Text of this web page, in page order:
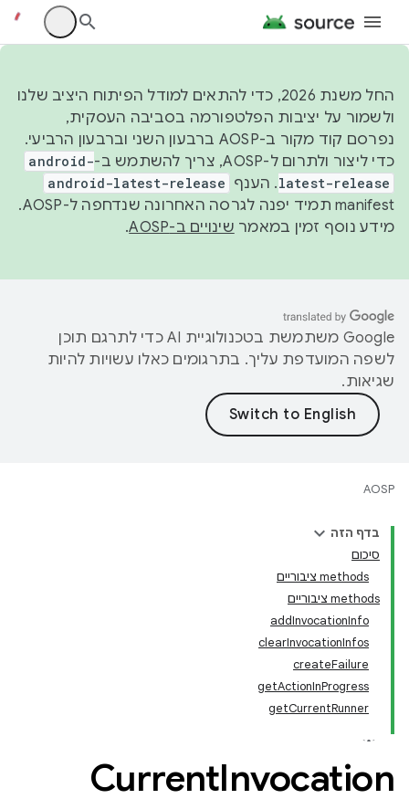
החל משנת 2026, כדי להתאים למודל הפיתוח היציב שלנו
ולשמור על יציבות הפלטפורמה בסביבה העסקית,
נפרסם קוד מקור ב-AOSP ברבעון השני וברבעון הרביעי.
כדי ליצור ולתרום ל-AOSP, צריך להשתמש ב-
android-
latest-release. הענף android-latest-release
manifest תמיד יפנה לגרסה האחרונה שנדחפה ל-AOSP.
מידע נוסף זמין במאמר שינויים ב-AOSP .
‫Google משתמשת בטכנולוגיית AI כדי לתרגם תוכן
לשפה המועדפת עליך. בתרגומים כאלו עשויות להיות
שגיאות.
AOSP
בדף הזה
סיכום
‫methods ציבוריים
‫methods ציבוריים
addInvocationInfo
clearInvocationInfos
createFailure
getActionInProgress
getCurrentRunner
CurrentInvocation